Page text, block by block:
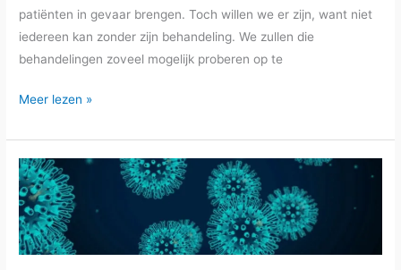
patiënten in gevaar brengen. Toch willen we er zijn, want niet
iedereen kan zonder zijn behandeling. We zullen die
behandelingen zoveel mogelijk proberen op te
Nieuwe
i.v.m.
Corona
Meer lezen »